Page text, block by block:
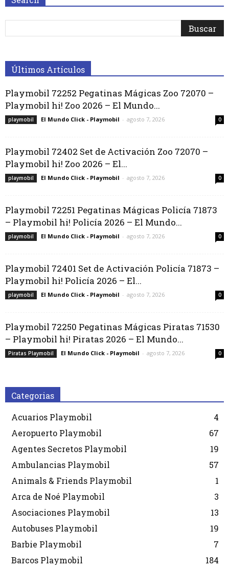
Últimos Artículos
Playmobil 72252 Pegatinas Mágicas Zoo 72070 –
Playmobil hi! Zoo 2026 – El Mundo...
playmobil El Mundo Click - Playmobil - agosto 7, 2026 0
Playmobil 72402 Set de Activación Zoo 72070 –
Playmobil hi! Zoo 2026 – El...
playmobil El Mundo Click - Playmobil - agosto 7, 2026 0
Playmobil 72251 Pegatinas Mágicas Policía 71873
– Playmobil hi! Policía 2026 – El Mundo...
playmobil El Mundo Click - Playmobil - agosto 7, 2026 0
Playmobil 72401 Set de Activación Policía 71873 –
Playmobil hi! Policía 2026 – El...
playmobil El Mundo Click - Playmobil - agosto 7, 2026 0
Playmobil 72250 Pegatinas Mágicas Piratas 71530
– Playmobil hi! Piratas 2026 – El Mundo...
Piratas Playmobil El Mundo Click - Playmobil - agosto 7, 2026 0
Categorias
Acuarios Playmobil
4
Aeropuerto Playmobil
67
Agentes Secretos Playmobil
19
Ambulancias Playmobil
57
Animals & Friends Playmobil
1
Arca de Noé Playmobil
3
Asociaciones Playmobil
13
Autobuses Playmobil
19
Barbie Playmobil
7
Barcos Playmobil
184